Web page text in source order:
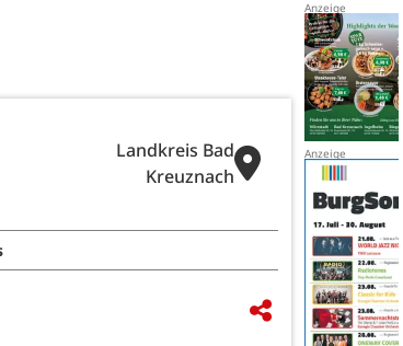
Landkreis Bad
Kreuznach